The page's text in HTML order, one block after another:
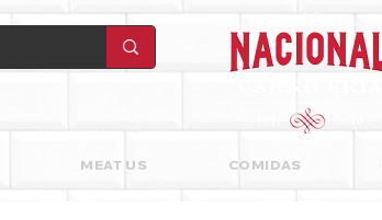
MEAT US COMIDAS